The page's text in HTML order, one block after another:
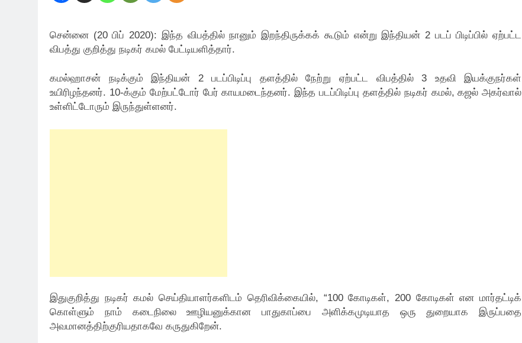
சென்னை (20 பிப் 2020): இந்த விபத்தில் நானும் இறந்திருக்கக் கூடும் என்று இந்தியன் 2 படப் பிடிப்பில் ஏற்பட்ட
விபத்து குறித்து நடிகர் கமல் பேட்டியளித்தார்.
கமல்ஹாசன் நடிக்கும் இந்தியன் 2 படப்பிடிப்பு தளத்தில் நேற்று ஏற்பட்ட விபத்தில் 3 உதவி இயக்குநர்கள்
உயிரிழந்தனர். 10-க்கும் மேற்பட்டோர் பேர் காயமடைந்தனர். இந்த படப்பிடிப்பு தளத்தில் நடிகர் கமல், கஜல் அகர்வால்
உள்ளிட்டோரும் இருந்துள்ளனர்.
இதுகுறித்து நடிகர் கமல் செய்தியாளர்களிடம் தெரிவிக்கையில், “100 கோடிகள், 200 கோடிகள் என மார்தட்டிக்
கொள்ளும் நாம் கடைநிலை ஊழியனுக்கான பாதுகாப்பை அளிக்கமுடியாத ஒரு துறையாக இருப்பதை
அவமானத்திற்குரியதாகவே கருதுகிறேன்.